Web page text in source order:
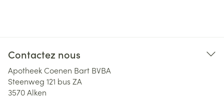
Contactez nous
Apotheek Coenen Bart BVBA
Steenweg 121 bus ZA
3570Alken